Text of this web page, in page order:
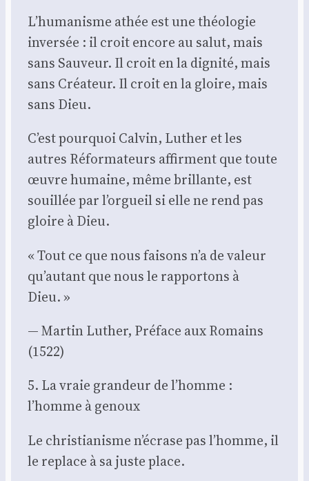
L’humanisme athée est une théo­lo­gie
inver­sée : il croit encore au salut, mais
sans Sau­veur. Il croit en la digni­té, mais
sans Créa­teur. Il croit en la gloire, mais
sans Dieu.
C’est pour­quoi Cal­vin, Luther et les
autres Réfor­ma­teurs affirment que toute
œuvre humaine, même brillante, est
souillée par l’orgueil si elle ne rend pas
gloire à Dieu.
« Tout ce que nous fai­sons n’a de valeur
qu’autant que nous le rap­por­tons à
Dieu. »
— Mar­tin Luther, Pré­face aux Romains
(1522)
5. La vraie gran­deur de l’homme :
l’homme à genoux
Le chris­tia­nisme n’écrase pas l’homme, il
le replace à sa juste place.